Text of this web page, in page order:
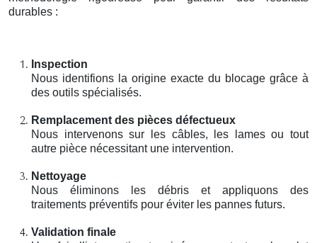
durables :
Inspection
Nous identifions la origine exacte du blocage grâce à
des outils spécialisés.
Remplacement des pièces défectueux
Nous intervenons sur les câbles, les lames ou tout
autre pièce nécessitant une intervention.
Nettoyage
Nous éliminons les débris et appliquons des
traitements préventifs pour éviter les pannes futurs.
Validation finale